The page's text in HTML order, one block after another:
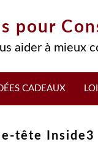
pour
aider à mieux
CADEAUX
tête Inside3